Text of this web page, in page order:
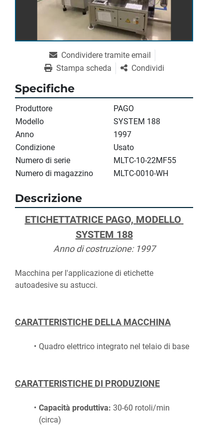
Condividere tramite email
Stampa scheda
Condividi
Specifiche
Produttore
PAGO
Modello
SYSTEM 188
Anno
1997
Condizione
Usato
Numero di serie
MLTC-10-22MF55
Numero di magazzino
MLTC-0010-WH
Descrizione
ETICHETTATRICE PAGO, MODELLO
SYSTEM 188
Anno di costruzione: 1997
Macchina per l'applicazione di etichette
autoadesive su astucci.
CARATTERISTICHE DELLA MACCHINA
Quadro elettrico integrato nel telaio di base
CARATTERISTICHE DI PRODUZIONE
Capacità produttiva: 30-60 rotoli/min
(circa)